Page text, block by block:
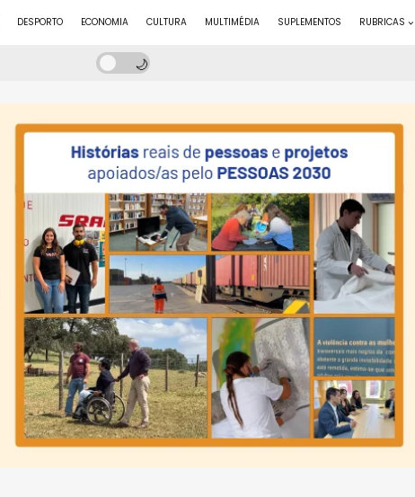
DESPORTO ECONOMIA CULTURA MULTIMÉDIA SUPLEMENTOS RUBRICAS